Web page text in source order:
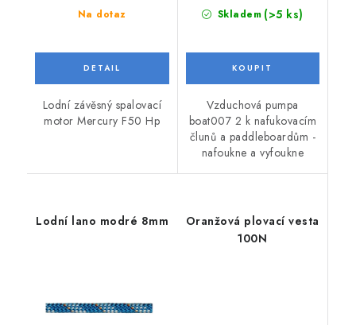
Na dotaz
Lodní závěsný spalovací
motor Mercury F50 Hp
Skladem (>5 ks)
Vzduchová pumpa
boat007 2 k nafukovacím
člunů a paddleboardům -
nafoukne a vyfoukne
Lodní lano modré 8mm
Oranžová plovací vesta
100N